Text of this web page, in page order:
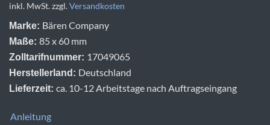
inkl. MwSt.zzgl.Versandkosten
Marke: Bären Company
Maße: 85 x 60 mm
Zolltarifnummer: 17049065
Herstellerland: Deutschland
Lieferzeit: ca. 10-12 Arbeitstage nach Auftragseingang
Anleitung